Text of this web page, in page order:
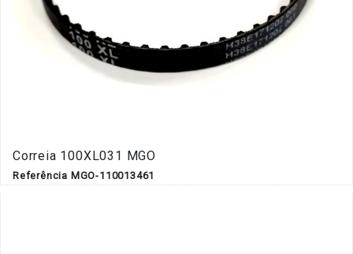
Correia 100XL031 MGO
Referência MGO-110013461